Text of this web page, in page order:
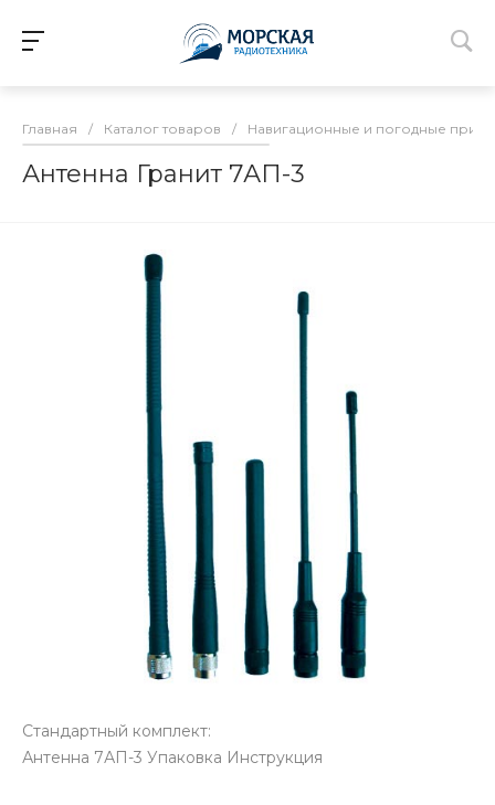
Главная / Каталог товаров / Навигационные и погодные
Антенна Гранит 7АП-3
Стандартный комплект:
Антенна 7АП-3 Упаковка Инструкция